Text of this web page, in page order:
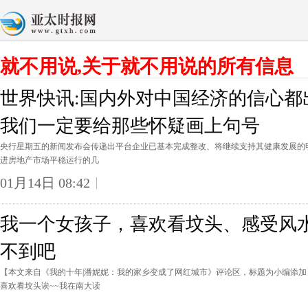
就不用说,关于就不用说的所有信息
世界快讯:国内外对中国经济的信心
我们一定要给那些怀疑画上句号
央行星期五的新闻发布会传递出平台企业已基本完成整改、将继续支持其健康发展
进房地产市场平稳运行的几
01月14日 08:42
我一个女孩子，喜欢看坟头、感受风
不到吧
【本文来自《我的十年|潘妮妮：我的家乡变成了网红城市》评论区，标题为小编添
喜欢看坟头诶~~我在南大读